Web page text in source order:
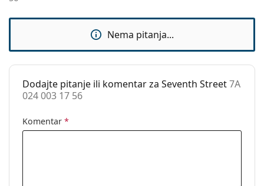
Da
Krpa za
Ne
Ostalo
Spol:
Kategorija:
Nema pitanja...
Dodajte pitanje ili komentar za Seventh Street7A
024 003 17 56
Komentar *